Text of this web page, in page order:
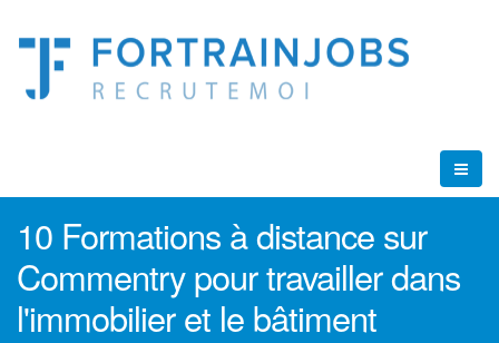
10 Formations à distance sur
Commentry pour travailler dans
l'immobilier et le bâtiment